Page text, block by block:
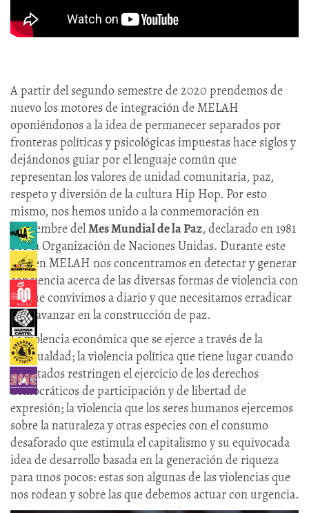
A partir del segundo semestre de 2020 prendemos de
nuevo los motores de integración de MELAH
oponiéndonos a la idea de permanecer separados por
fronteras políticas y psicológicas impuestas hace siglos y
dejándonos guiar por el lenguaje común que
representan los valores de unidad comunitaria, paz,
respeto y diversión de la cultura Hip Hop. Por esto
mismo, nos hemos unido a la conmemoración en
septiembre delMes Mundial de la Paz, declarado en 1981
por la Organización de Naciones Unidas. Durante este
mes en MELAH nos concentramos en detectar y generar
conciencia acerca de las diversas formas de violencia con
las que convivimos a diario y que necesitamos erradicar
para avanzar en la construcción de paz.
La violencia económica que se ejerce a través de la
desigualdad; la violencia política que tiene lugar cuando
los estados restringen el ejercicio de los derechos
democráticos de participación y de libertad de
expresión; la violencia que los seres humanos ejercemos
sobre la naturaleza y otras especies con el consumo
desaforado que estimula el capitalismo y su equivocada
idea de desarrollo basada en la generación de riqueza
para unos pocos: estas son algunas de las violencias que
nos rodean y sobre las que debemos actuar con urgencia.